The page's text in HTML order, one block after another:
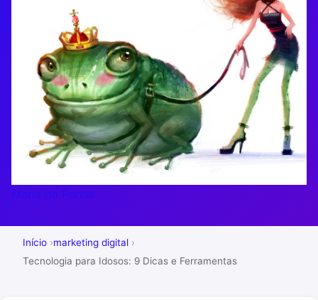
Maria da Penha
Início
marketing digital
Tecnologia para Idosos: 9 Dicas e Ferramentas